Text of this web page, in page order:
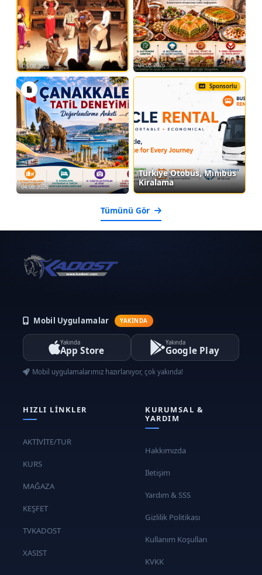
05.08.2026 04.08.2026
04.08.2026
Sponsorlu
Türkiye Otobüs, Minibüs
Kiralama
Tümünü Gör
Mobil Uygulamalar YAKINDA
Yakında
App Store
Yakında
Google Play
Mobil uygulamalarımız hazırlanıyor, çok yakında!
HIZLI LINKLER
AKTİVİTE/TUR
KURS
MAĞAZA
KEŞFET
TVKADOST
XASIST
KURUMSAL &
YARDIM
Hakkımızda
İletişim
Yardım & SSS
Gizlilik Politikası
Kullanım Koşulları
KVKK